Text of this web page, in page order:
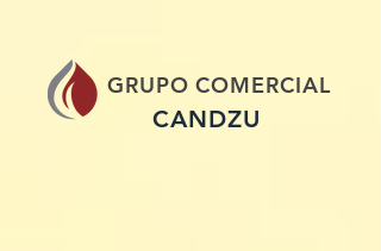
GRUPO COMERCIAL
CANDZU